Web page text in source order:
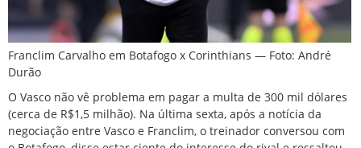
Franclim Carvalho em Botafogo x Corinthians — Foto: André
Durão
O Vasco não vê problema em pagar a multa de 300 mil dólares
(cerca de R$1,5 milhão). Na última sexta, após a notícia da
negociação entre Vasco e Franclim, o treinador conversou com